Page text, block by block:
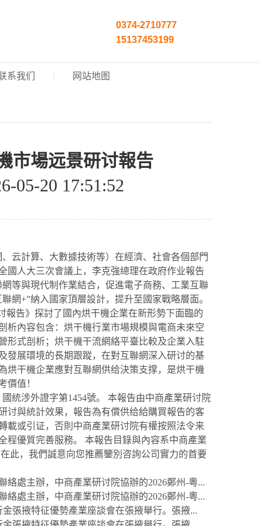
0374-2710777
15137453199
系我们 网站地图
市場远景研讨報告
20 17:51:52
計算、大數據技術等）在經濟、社會各個部門
國人大三次會議上，李克強總理在政府作业報告
等與現代制作業結合，促進電子商務、工業互聯
網+”納入國家頂層設計，提升至國家戰略層面。
告》探討了國內烘干機企業在新形勢下面臨的
析內容包含：烘干機行業市場規模與電商未來空
形式剖析；烘干機干流網絡平臺比較及企業入駐
發展環境的長期跟蹤，在對互聯網深入研讨的基
烘干機企業應對互聯網供给決策支撑，是烘干機
價值！
涉外證字第1454號。 本報告由中商產業研讨院
讨與統計效果，報告為有償供给給購買報告的客
載或引证，否則中商產業研讨院有權按照法令来
程優質完善服務。 本報告目錄與內容系中商產業
此，我們誠意向您推薦鑒別咨詢公司實力的首要
處主辦，中商產業研讨院協辦的2026鄭州-粵...
處主辦，中商產業研讨院協辦的2026鄭州-粵...
掖特征優勢產業座談會在張掖舉行。張掖...